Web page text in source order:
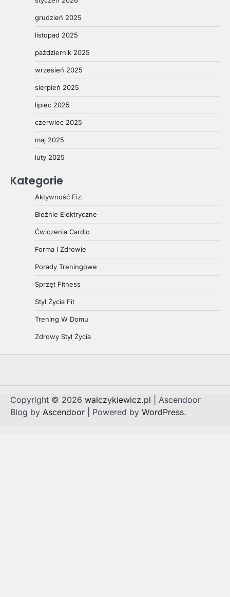
grudzień 2025
listopad 2025
październik 2025
wrzesień 2025
sierpień 2025
lipiec 2025
czerwiec 2025
maj 2025
luty 2025
Kategorie
Aktywność Fiz.
Bieżnie Elektryczne
Ćwiczenia Cardio
Forma I Zdrowie
Porady Treningowe
Sprzęt Fitness
Styl Życia Fit
Trening W Domu
Zdrowy Styl Życia
Copyright © 2026 walczykiewicz.pl | Ascendoor
Blog by Ascendoor | Powered by WordPress.